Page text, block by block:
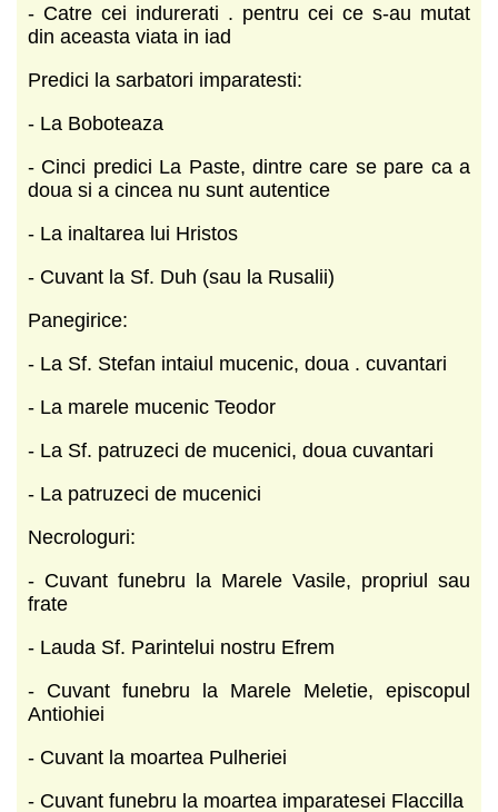
- Catre cei indurerati . pentru cei ce s-au mutat
din aceasta viata in iad
Predici la sarbatori imparatesti:
- La Boboteaza
- Cinci predici La Paste, dintre care se pare ca a
doua si a cincea nu sunt autentice
- La inaltarea lui Hristos
- Cuvant la Sf. Duh (sau la Rusalii)
Panegirice:
- La Sf. Stefan intaiul mucenic, doua . cuvantari
- La marele mucenic Teodor
- La Sf. patruzeci de mucenici, doua cuvantari
- La patruzeci de mucenici
Necrologuri:
- Cuvant funebru la Marele Vasile, propriul sau
frate
- Lauda Sf. Parintelui nostru Efrem
- Cuvant funebru la Marele Meletie, episcopul
Antiohiei
- Cuvant la moartea Pulheriei
- Cuvant funebru la moartea imparatesei Flaccilla